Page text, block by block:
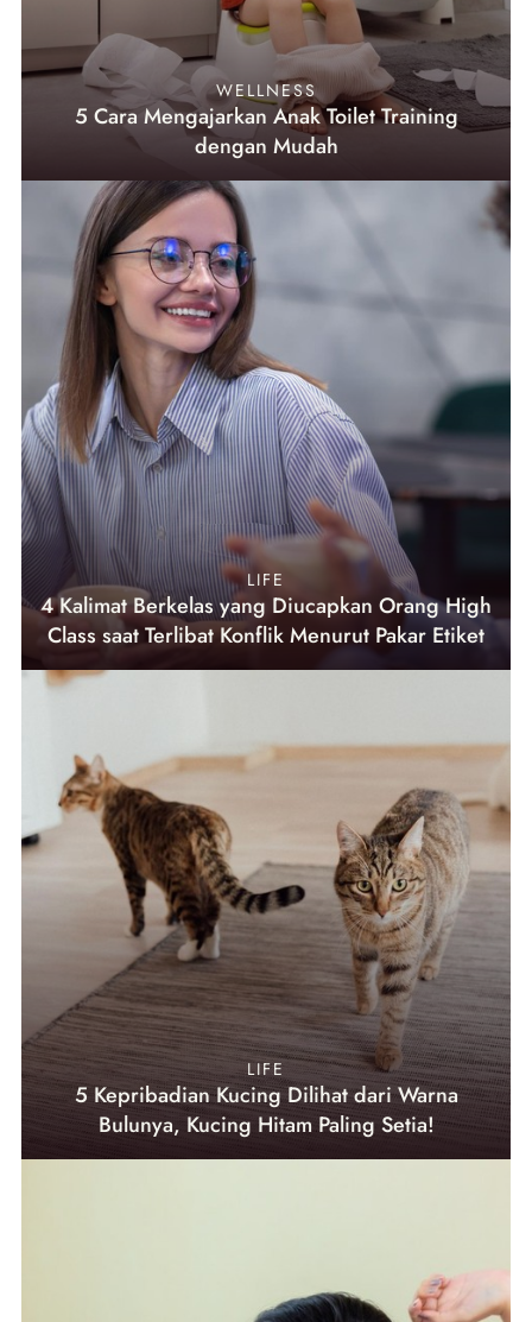
WELLNESS
5 Cara Mengajarkan Anak Toilet Training
dengan Mudah
LIFE
4 Kalimat Berkelas yang Diucapkan Orang High
Class saat Terlibat Konflik Menurut Pakar Etiket
LIFE
5 Kepribadian Kucing Dilihat dari Warna
Bulunya, Kucing Hitam Paling Setia!